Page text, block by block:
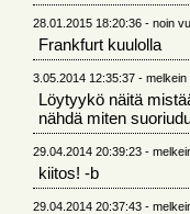
28.01.2015 18:20:36 - noin
Frankfurt kuulolla
3.05.2014 12:35:37 -
Löytyykö näitä
nähdä miten
29.04.2014 20:39:23 -
kiitos! -b
29.04.2014 20:37:43 -